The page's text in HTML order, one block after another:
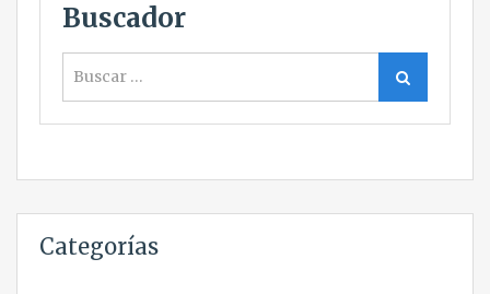
Buscador
Buscar
Categorías